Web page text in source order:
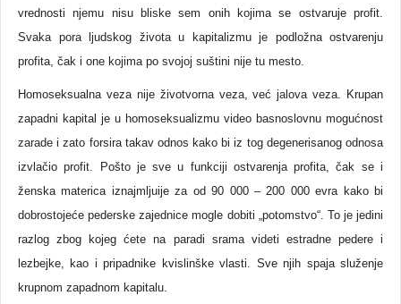
vrednosti njemu nisu bliske sem onih kojima se ostvaruje profit.
Svaka pora ljudskog života u kapitalizmu je podložna ostvarenju
profita, čak i one kojima po svojoj suštini nije tu mesto.
Homoseksualna veza nije životvorna veza, već jalova veza. Krupan
zapadni kapital je u homoseksualizmu video basnoslovnu mogućnost
zarade i zato forsira takav odnos kako bi iz tog degenerisanog odnosa
izvlačio profit. Pošto je sve u funkciji ostvarenja profita, čak se i
ženska materica iznajmljuije za od 90 000 – 200 000 evra kako bi
dobrostojeće pederske zajednice mogle dobiti „potomstvo“. To je jedini
razlog zbog kojeg ćete na paradi srama videti estradne pedere i
lezbejke, kao i pripadnike kvislinške vlasti. Sve njih spaja služenje
krupnom zapadnom kapitalu.